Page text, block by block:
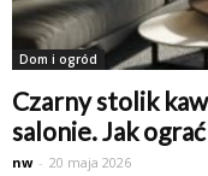
Dom i ogród
Czarny stolik
salonie. Jak
nw - 20 maja 2026